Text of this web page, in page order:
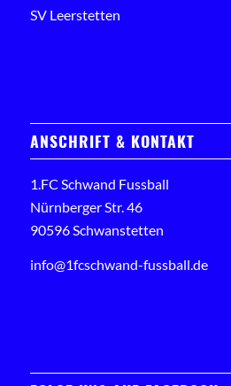
SV Leerstetten
ANSCHRIFT & KONTAKT
1.FC Schwand Fussball
Nürnberger Str. 46
90596 Schwanstetten
info@1fcschwand-fussball.de